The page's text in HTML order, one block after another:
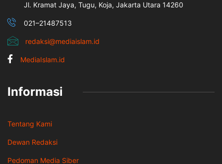
Jl. Kramat Jaya, Tugu, Koja, Jakarta Utara 14260
021–21487513
redaksi@mediaislam.id
MediaIslam.id
Informasi
Tentang Kami
Dewan Redaksi
Pedoman Media Siber